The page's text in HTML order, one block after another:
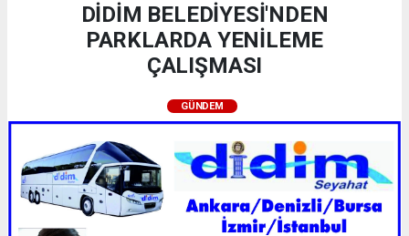
DİDİM BELEDİYESİ'NDEN
PARKLARDA YENİLEME
ÇALIŞMASI
GÜNDEM